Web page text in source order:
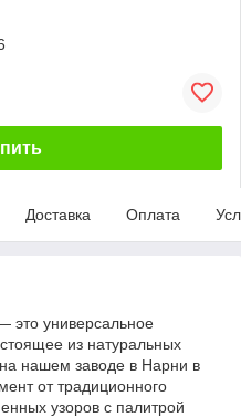
Доставка Оплата
это универсальное
из натуральных
нашем заводе в Нарни в
от традиционного
узоров с палитрой